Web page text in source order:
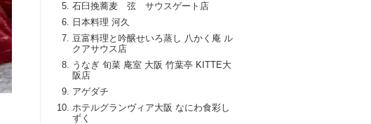
石臼挽蕎麦 弦 サウスゲート店
日本料理 河久
豆富料理と吟醸せいろ蒸し 八かく庵 ル
クアサウス店
うなぎ 旬菜 庵室 大阪 竹葉亭 KITTE大
阪店
アゲダチ
ホテルグランヴィア大阪 なにわ食彩し
ずく